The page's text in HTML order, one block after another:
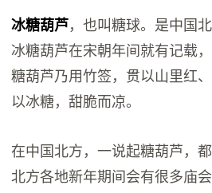
冰糖葫芦 ，也叫糖球。是中国
冰糖葫芦在宋朝年间就有记载
糖葫芦乃用竹签，贯以山里红
以冰糖，甜脆而凉。
在中国北方，一说起糖葫芦，
北方各地新年期间会有很多庙